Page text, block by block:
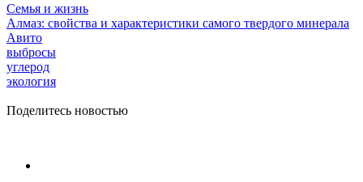
Семья и жизнь
Алмаз: свойства и характеристики самого твердого минерала
Авито
выбросы
углерод
экология
Поделитесь новостью